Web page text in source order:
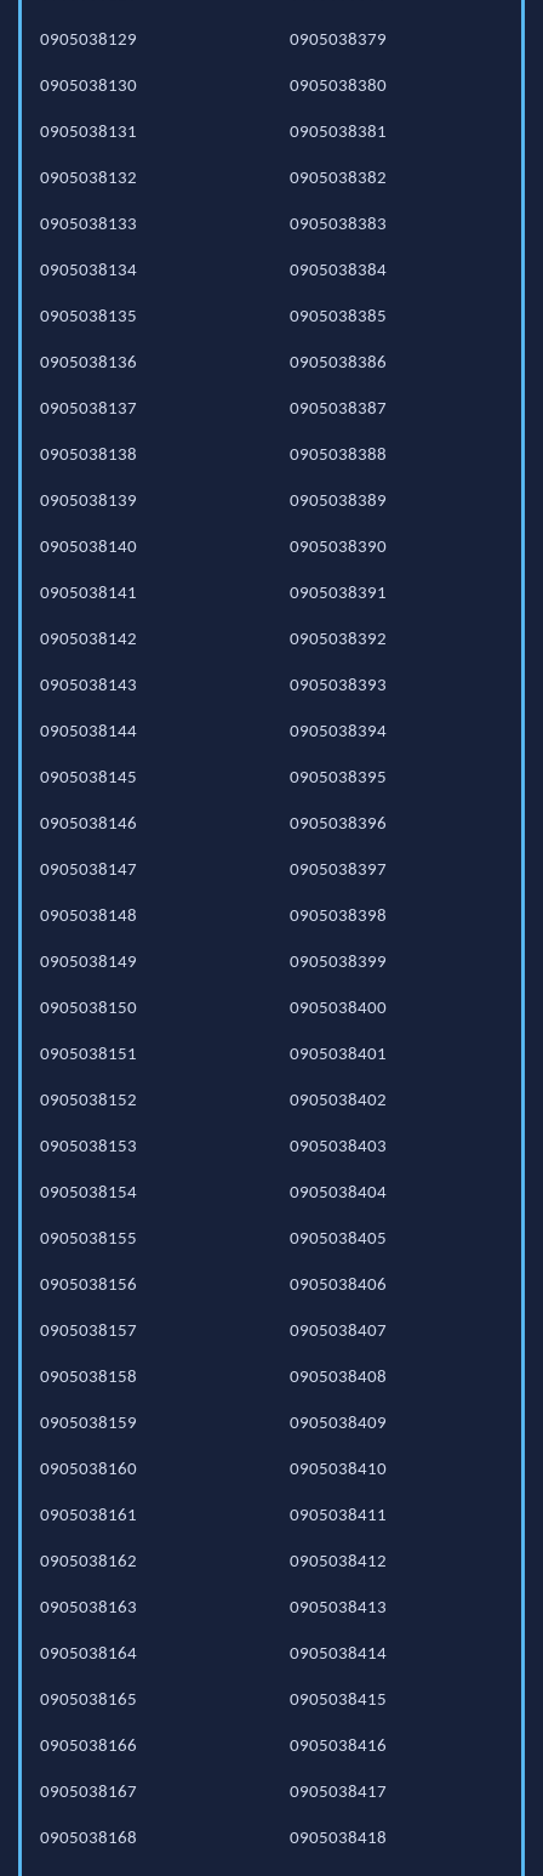
0905038129
0905038130
0905038131
0905038132
0905038133
0905038134
0905038135
0905038136
0905038137
0905038138
0905038139
0905038140
0905038141
0905038142
0905038143
0905038144
0905038145
0905038146
0905038147
0905038148
0905038149
0905038150
0905038151
0905038152
0905038153
0905038154
0905038155
0905038156
0905038157
0905038158
0905038159
0905038160
0905038161
0905038162
0905038163
0905038164
0905038165
0905038166
0905038167
0905038168
0905038379
0905038380
0905038381
0905038382
0905038383
0905038384
0905038385
0905038386
0905038387
0905038388
0905038389
0905038390
0905038391
0905038392
0905038393
0905038394
0905038395
0905038396
0905038397
0905038398
0905038399
0905038400
0905038401
0905038402
0905038403
0905038404
0905038405
0905038406
0905038407
0905038408
0905038409
0905038410
0905038411
0905038412
0905038413
0905038414
0905038415
0905038416
0905038417
0905038418